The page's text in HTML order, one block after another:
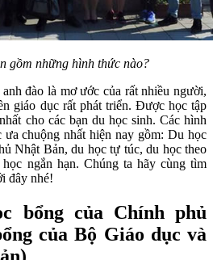
gồm những hình thức nào?
đào là mơ ước của rất nhiều người,
giáo dục rất phát triển. Được học tập
cho các bạn du học sinh. Các hình
chuộng nhất hiện nay gồm: Du học
Nhật Bản, du học tự túc, du học theo
ngắn hạn. Chúng ta hãy cùng tìm
đây nhé!
bổng của Chính phủ
của Bộ Giáo dục và